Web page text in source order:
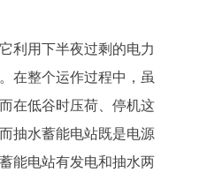
利用下半夜过剩的电力
在整个运作过程中，虽
在低谷时压荷、停机这
抽水蓄能电站既是电源
能电站有发电和抽水两